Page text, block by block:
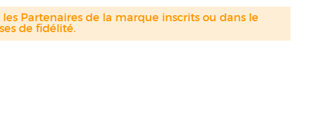
Partenaires de la marque inscrits ou dans le
de fidélité.